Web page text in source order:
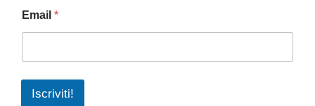
Email *
Iscriviti!